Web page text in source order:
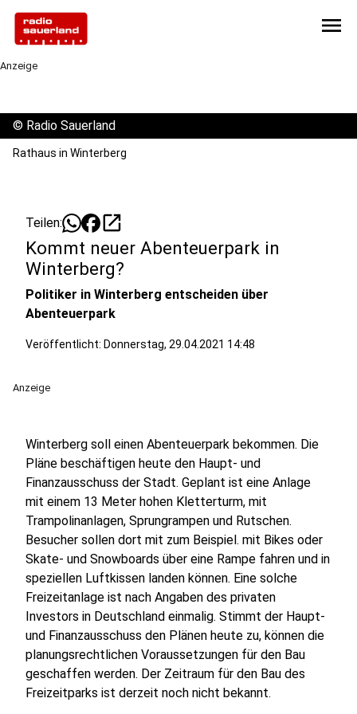
menu
Anzeige
© Radio Sauerland
Rathaus in Winterberg
Teilen: open_in_new
Kommt neuer Abenteuerpark in
Winterberg?
Politiker in Winterberg entscheiden über
Abenteuerpark
Veröffentlicht: Donnerstag, 29.04.2021 14:48
Anzeige
Winterberg soll einen Abenteuerpark bekommen. Die
Pläne beschäftigen heute den Haupt- und
Finanzausschuss der Stadt. Geplant ist eine Anlage
mit einem 13 Meter hohen Kletterturm, mit
Trampolinanlagen, Sprungrampen und Rutschen.
Besucher sollen dort mit zum Beispiel. mit Bikes oder
Skate- und Snowboards über eine Rampe fahren und in
speziellen Luftkissen landen können. Eine solche
Freizeitanlage ist nach Angaben des privaten
Investors in Deutschland einmalig. Stimmt der Haupt-
und Finanzausschuss den Plänen heute zu, können die
planungsrechtlichen Voraussetzungen für den Bau
geschaffen werden. Der Zeitraum für den Bau des
Freizeitparks ist derzeit noch nicht bekannt.